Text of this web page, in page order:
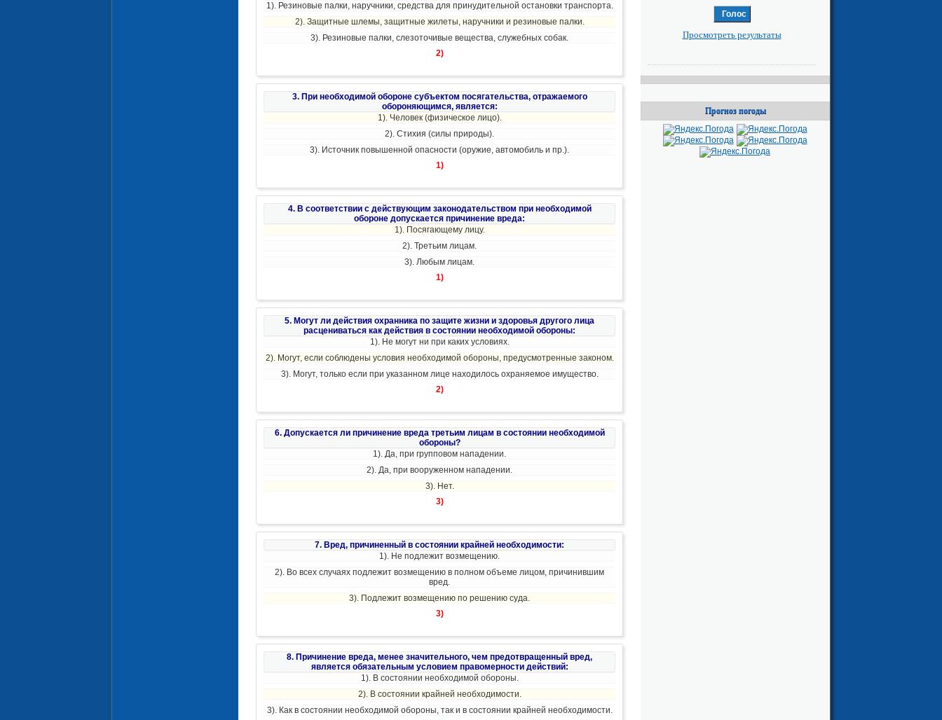
1). Резиновые палки, наручники, средства для принудительной остановки транспорта.
2). Защитные шлемы, защитные жилеты, наручники и резиновые палки.
3). Резиновые палки, слезоточивые вещества, служебных собак.
2)
3. При необходимой обороне субъектом посягательства, отражаемого
обороняющимся, является:
1). Человек (физическое лицо).
2). Стихия (силы природы).
3). Источник повышенной опасности (оружие, автомобиль и пр.).
1)
4. В соответствии с действующим законодательством при необходимой
обороне допускается причинение вреда:
1). Посягающему лицу.
2). Третьим лицам.
3). Любым лицам.
1)
5. Могут ли действия охранника по защите жизни и здоровья другого лица
расцениваться как действия в состоянии необходимой обороны:
1). Не могут ни при каких условиях.
2). Могут, если соблюдены условия необходимой обороны, предусмотренные законом.
3). Могут, только если при указанном лице находилось охраняемое имущество.
2)
6. Допускается ли причинение вреда третьим лицам в состоянии необходимой
обороны?
1). Да, при групповом нападении.
2). Да, при вооруженном нападении.
3). Нет.
3)
7. Вред, причиненный в состоянии крайней необходимости:
1). Не подлежит возмещению.
2). Во всех случаях подлежит возмещению в полном объеме лицом, причинившим
вред.
3). Подлежит возмещению по решению суда.
3)
8. Причинение вреда, менее значительного, чем предотвращенный вред,
является обязательным условием правомерности действий:
1). В состоянии необходимой обороны.
2). В состоянии крайней необходимости.
3). Как в состоянии необходимой обороны, так и в состоянии крайней необходимости.
Просмотреть результаты
Прогноз погоды